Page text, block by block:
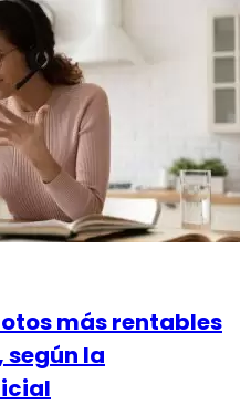
más rentables
según la